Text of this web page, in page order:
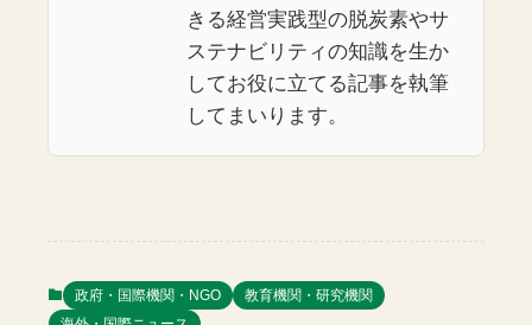
きる経営実践型の脱炭素やサ
ステナビリティの知識を生か
してお役に立てる記事を執筆
してまいります。
政府・国際機関・NGO
教育機関・研究機関